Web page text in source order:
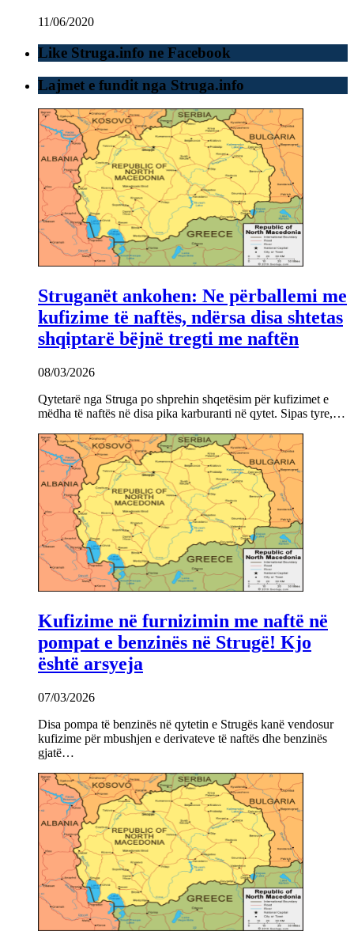
11/06/2020
Like Struga.info ne Facebook
Lajmet e fundit nga Struga.info
Struganët ankohen: Ne përballemi me
kufizime të naftës, ndërsa disa shtetas
shqiptarë bëjnë tregti me naftën
08/03/2026
Qytetarë nga Struga po shprehin shqetësim për kufizimet e
mëdha të naftës në disa pika karburanti në qytet. Sipas tyre,…
Kufizime në furnizimin me naftë në
pompat e benzinës në Strugë! Kjo
është arsyeja
07/03/2026
Disa pompa të benzinës në qytetin e Strugës kanë vendosur
kufizime për mbushjen e derivateve të naftës dhe benzinës
gjatë…